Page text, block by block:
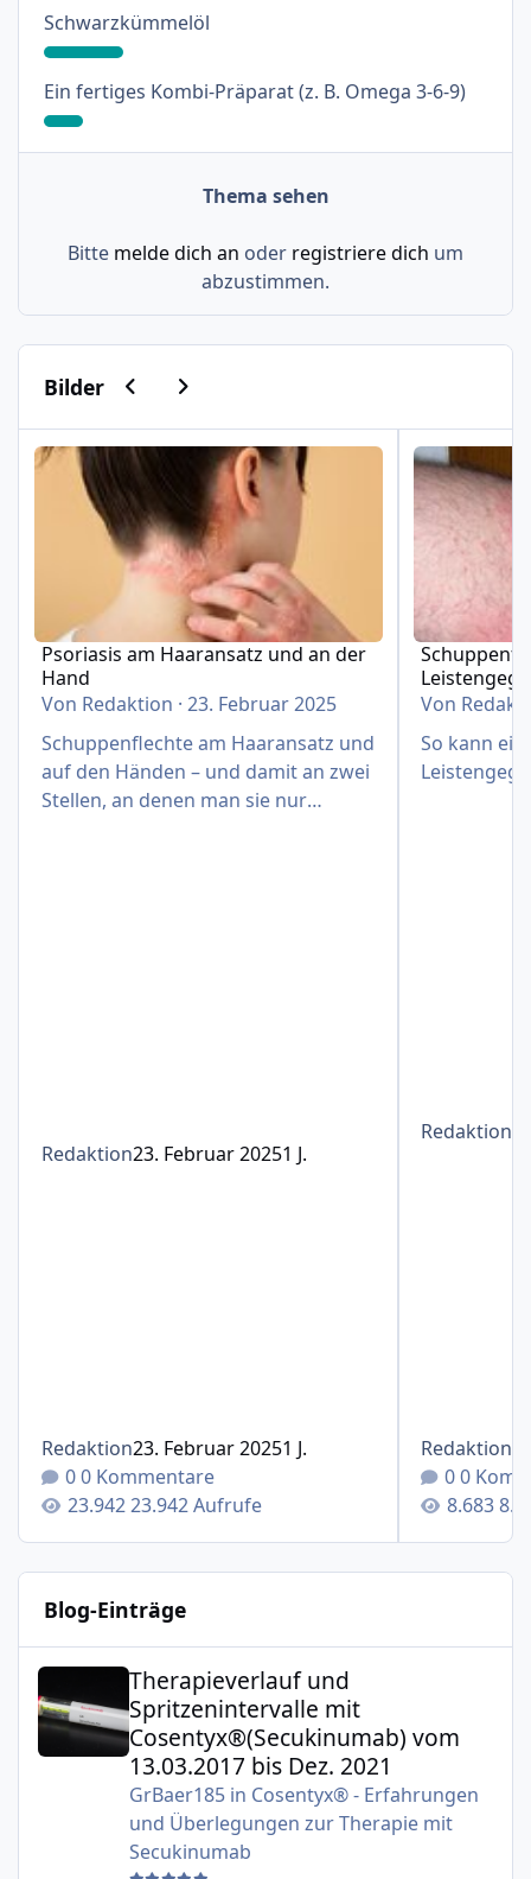
Schwarzkümmelöl: 18%
Ein fertiges Kombi-Präparat (z. B. Omega 3-6-9): 9%
Thema sehen
Bitte melde dich an oder registriere dich um
abzustimmen.
BilderVorherige Karussell-Folie
Nächste Karussell-Folie
Psoriasis am Haaransatz und an der Hand
Psoriasis am Haaransatz und an der
Hand
Von Redaktion ·23. Februar 2025
Schuppenflechte am Haaransatz und
auf den Händen – und damit an zwei
Stellen, an denen man sie nur
Redaktion23. Februar 20251 J.
Redaktion23. Februar 20251 J.
0 Kommentare
23.942 Aufrufe
Von
So kann
Redaktion
Redaktion
0
Blog-Einträge
Therapieverlauf und Spritzenintervalle mit
Therapieverlauf und
Spritzenintervalle mit
Cosentyx®(Secukinumab) vom
13.03.2017 bis Dez. 2021
GrBaer185in Cosentyx® - Erfahrungen
und Überlegungen zur Therapie mit
Secukinumab